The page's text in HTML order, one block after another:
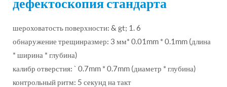
шероховатость поверхности: & gt; 1. 6
обнаружение трещинразмер: 3 мм* 0.01mm * 0.1mm (длина
* ширина * глубина)
калибр отверстия: ` 0.7mm * 0.7mm (диаметр * глубина)
контрольный ритм: 5 секунд на такт